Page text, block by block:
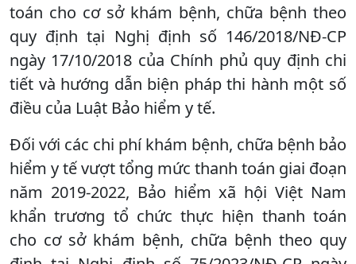
toán cho cơ sở khám bệnh, chữa bệnh theo
quy định tại Nghị định số 146/2018/NĐ-CP
ngày 17/10/2018 của Chính phủ quy định chi
tiết và hướng dẫn biện pháp thi hành một số
điều của Luật Bảo hiểm y tế.
Đối với các chi phí khám bệnh, chữa bệnh bảo
hiểm y tế vượt tổng mức thanh toán giai đoạn
năm 2019-2022, Bảo hiểm xã hội Việt Nam
khẩn trương tổ chức thực hiện thanh toán
cho cơ sở khám bệnh, chữa bệnh theo quy